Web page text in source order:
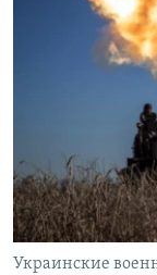
Украинские